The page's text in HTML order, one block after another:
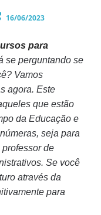
16/06/2023
para
se perguntando se
Vamos
agora. Este
que estão
da Educação e
seja para
de
Se você
através da
para